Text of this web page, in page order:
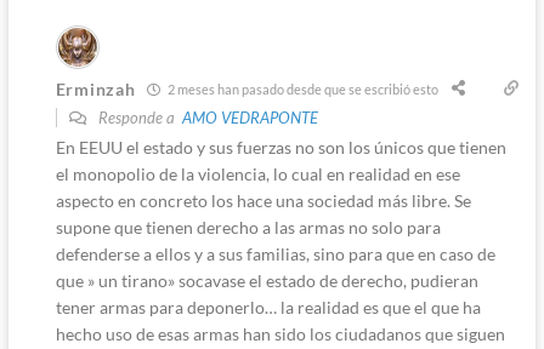
Erminzah 2 meses han pasado desde que se escribió esto
Responde a AMO VEDRAPONTE
En EEUU el estado y sus fuerzas no son los únicos que tienen
el monopolio de la violencia, lo cual en realidad en ese
aspecto en concreto los hace una sociedad más libre. Se
supone que tienen derecho a las armas no solo para
defenderse a ellos y a sus familias, sino para que en caso de
que » un tirano» socavase el estado de derecho, pudieran
tener armas para deponerlo… la realidad es que el que ha
hecho uso de esas armas han sido los ciudadanos que siguen